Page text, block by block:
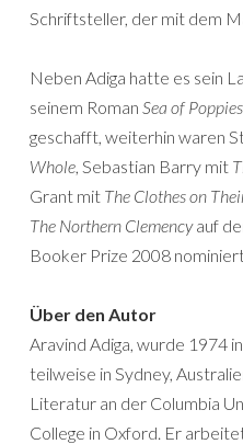
Schriftsteller, der mit dem
Neben Adiga hatte es sein
seinem Roman Sea of Poppies
geschafft, weiterhin waren
Whole, Sebastian Barry mit
Grant mit The Clothes on
The Northern Clemencyauf
Booker Prize 2008
Über den Autor
Aravind Adiga, wurde 1974
teilweise in Sydney,
Literatur an der Columbia
College in Oxford. Er